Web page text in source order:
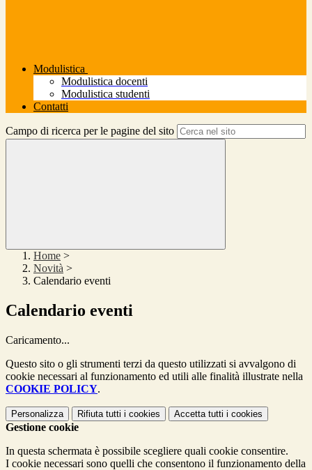
Modulistica
Modulistica docenti
Modulistica studenti
Contatti
Campo di ricerca per le pagine del sito
Home >
Novità >
Calendario eventi
Calendario eventi
Caricamento...
Questo sito o gli strumenti terzi da questo utilizzati si avvalgono di
cookie necessari al funzionamento ed utili alle finalità illustrate nella
COOKIE POLICY.
Personalizza Rifiuta tutti i cookies Accetta tutti i cookies
Gestione cookie
In questa schermata è possibile scegliere quali cookie consentire.
I cookie necessari sono quelli che consentono il funzionamento della